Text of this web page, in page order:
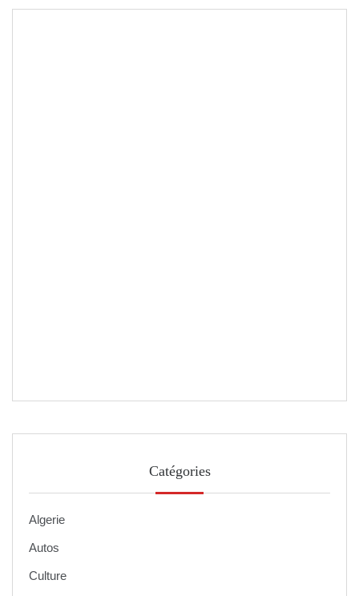
Catégories
Algerie
Autos
Culture